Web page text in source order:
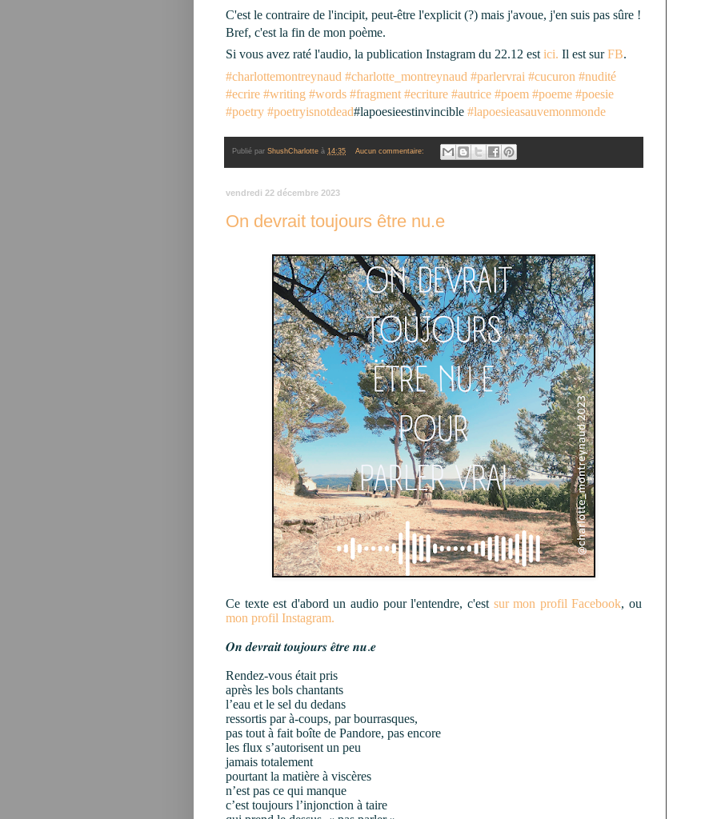
C'est le contraire de l'incipit, peut-être l'explicit (?) mais j'avoue, j'en suis pas sûre !
Bref, c'est la fin de mon poème.
Si vous avez raté l'audio, la publication Instagram du 22.12 est ici. Il est surFB.
#charlottemontreynaud #charlotte_montreynaud #parlervrai #cucuron #nudité
#ecrire #writing #words #fragment #ecriture #autrice #poem #poeme #poesie
#poetry #poetryisnotdead#lapoesieestinvincible #lapoesieasauvemonmonde
Publié par ShushCharlotte à 14:35 Aucun commentaire:
vendredi 22 décembre 2023
On devrait toujours être nu.e
Ce texte est d'abord un audio pour l'entendre, c'est sur mon profil Facebook, ou
mon profil Instagram.
𝑶𝒏 𝒅𝒆𝒗𝒓𝒂𝒊𝒕 𝒕𝒐𝒖𝒋𝒐𝒖𝒓𝒔 𝒆̂𝒕𝒓𝒆 𝒏𝒖.𝒆
Rendez-vous était pris
après les bols chantants
l’eau et le sel du dedans
ressortis par à-coups, par bourrasques,
pas tout à fait boîte de Pandore, pas encore
les flux s’autorisent un peu
jamais totalement
pourtant la matière à viscères
n’est pas ce qui manque
c’est toujours l’injonction à taire